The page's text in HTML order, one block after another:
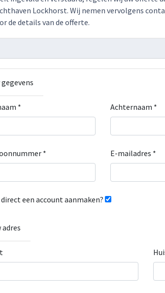
Lockhorst. Wij nemen vervolgens
de details van de offerte.
gegevens
* Achternaam *
* E-mailadres *
een account aanmaken?
adres